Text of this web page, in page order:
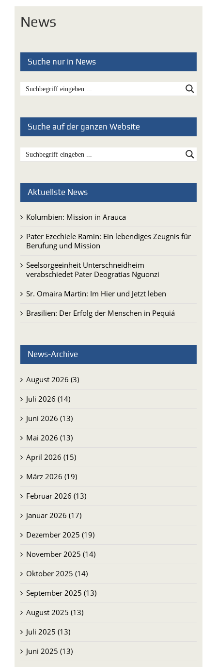
News
Suche nur in News
Suche auf der ganzen Website
Aktuellste News
Kolumbien: Mission in Arauca
Pater Ezechiele Ramin: Ein lebendiges Zeugnis für
Berufung und Mission
Seelsorgeeinheit Unterschneidheim
verabschiedet Pater Deogratias Nguonzi
Sr. Omaira Martin: Im Hier und Jetzt leben
Brasilien: Der Erfolg der Menschen in Pequiá
News-Archive
August 2026 (3)
Juli 2026 (14)
Juni 2026 (13)
Mai 2026 (13)
April 2026 (15)
März 2026 (19)
Februar 2026 (13)
Januar 2026 (17)
Dezember 2025 (19)
November 2025 (14)
Oktober 2025 (14)
September 2025 (13)
August 2025 (13)
Juli 2025 (13)
Juni 2025 (13)